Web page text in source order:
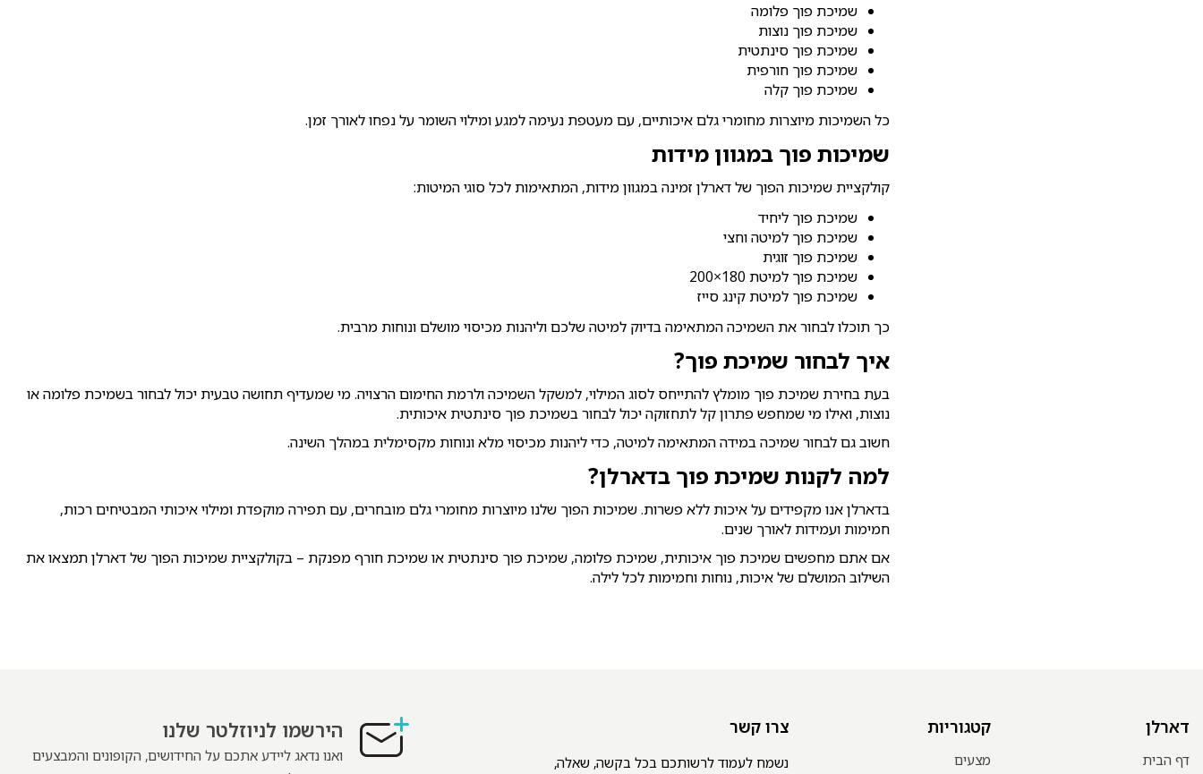
שמיכת פוך פלומה
שמיכת פוך נוצות
שמיכת פוך סינתטית
שמיכת פוך חורפית
שמיכת פוך קלה
כל השמיכות מיוצרות מחומרי גלם איכותיים, עם מעטפת נעימה למגע ומילוי השומר על נפחו לאורך זמן.
שמיכות פוך במגוון מידות
קולקציית שמיכות הפוך של דארלן זמינה במגוון מידות, המתאימות לכל סוגי המיטות:
שמיכת פוך ליחיד
שמיכת פוך למיטה וחצי
שמיכת פוך זוגית
שמיכת פוך למיטת 180×200
שמיכת פוך למיטת קינג סייז
כך תוכלו לבחור את השמיכה המתאימה בדיוק למיטה שלכם וליהנות מכיסוי מושלם ונוחות מרבית.
איך לבחור שמיכת פוך?
בעת בחירת שמיכת פוך מומלץ להתייחס לסוג המילוי, למשקל השמיכה ולרמת החימום הרצויה. מי שמעדיף תחושה טבעית יכול לבחור בשמיכת פלומה או
נוצות, ואילו מי שמחפש פתרון קל לתחזוקה יכול לבחור בשמיכת פוך סינתטית איכותית.
חשוב גם לבחור שמיכה במידה המתאימה למיטה, כדי ליהנות מכיסוי מלא ונוחות מקסימלית במהלך השינה.
למה לקנות שמיכת פוך בדארלן?
בדארלן אנו מקפידים על איכות ללא פשרות. שמיכות הפוך שלנו מיוצרות מחומרי גלם מובחרים, עם תפירה מוקפדת ומילוי איכותי המבטיחים רכות,
חמימות ועמידות לאורך שנים.
אם אתם מחפשים שמיכת פוך איכותית, שמיכת פלומה, שמיכת פוך סינתטית או שמיכת חורף מפנקת – בקולקציית שמיכות הפוך של דארלן תמצאו את
השילוב המושלם של איכות, נוחות וחמימות לכל לילה.
דארלן
דף הבית
קטגוריות
מצעים
צרו קשר
נשמח לעמוד לרשותכם בכל בקשה, שאלה,
הירשמו לניוזלטר שלנו
ואנו נדאג ליידע אתכם על החידושים, הקופונים והמבצעים